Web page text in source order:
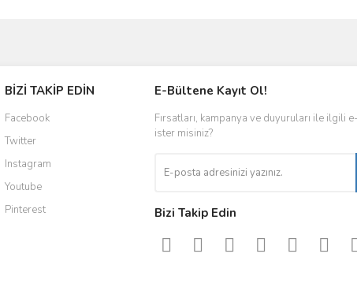
BİZİ TAKİP EDİN
Facebook
Twitter
Instagram
Youtube
Pinterest
E-Bültene Kayıt Ol!
Fırsatları, kampanya ve duyuruları ile ilgili
ister misiniz?
Bizi Takip Edin